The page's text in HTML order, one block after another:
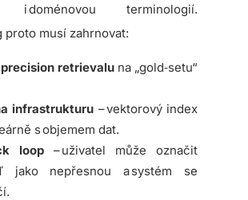
i doménovou terminologií.
proto musí zahrnovat:
precision retrievalu na „gold‑setu“
infrastrukturu – vektorový index
s objemem dat.
loop– uživatel může označit
jako nepřesnou a systém se